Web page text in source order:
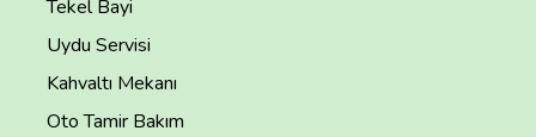
Tekel Bayi
Uydu Servisi
Kahvaltı Mekanı
Oto Tamir Bakım